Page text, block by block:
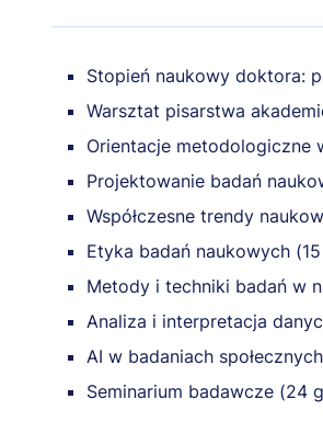
Stopień naukowy doktora:
Warsztat pisarstwa
Orientacje metodologiczne
Projektowanie badań
Współczesne trendy
Etyka badań naukowych
Metody i techniki badań w
Analiza i interpretacja
AI w badaniach
Seminarium badawcze (24